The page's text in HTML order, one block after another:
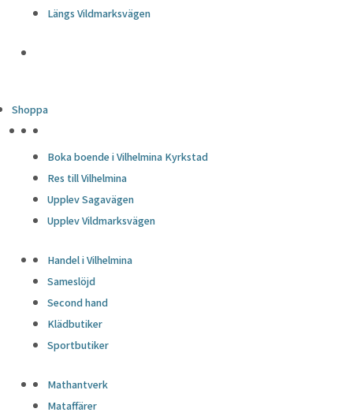
Längs Vildmarksvägen
Shoppa
Boka boende i Vilhelmina Kyrkstad
Res till Vilhelmina
Upplev Sagavägen
Upplev Vildmarksvägen
Handel i Vilhelmina
Sameslöjd
Second hand
Klädbutiker
Sportbutiker
Mathantverk
Mataffärer